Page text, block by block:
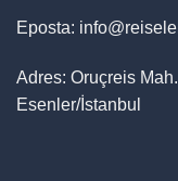
Eposta:
Adres: Oruçreis
Esenler/İstanbul